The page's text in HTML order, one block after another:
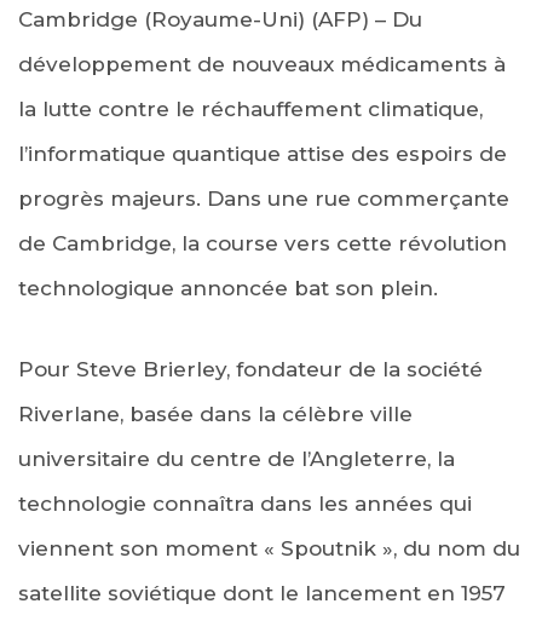
Cambridge (Royaume-Uni) (AFP) – Du
développement de nouveaux médicaments à
la lutte contre le réchauffement climatique,
l’informatique quantique attise des espoirs de
progrès majeurs. Dans une rue commerçante
de Cambridge, la course vers cette révolution
technologique annoncée bat son plein.
Pour Steve Brierley, fondateur de la société
Riverlane, basée dans la célèbre ville
universitaire du centre de l’Angleterre, la
technologie connaîtra dans les années qui
viennent son moment « Spoutnik », du nom du
satellite soviétique dont le lancement en 1957